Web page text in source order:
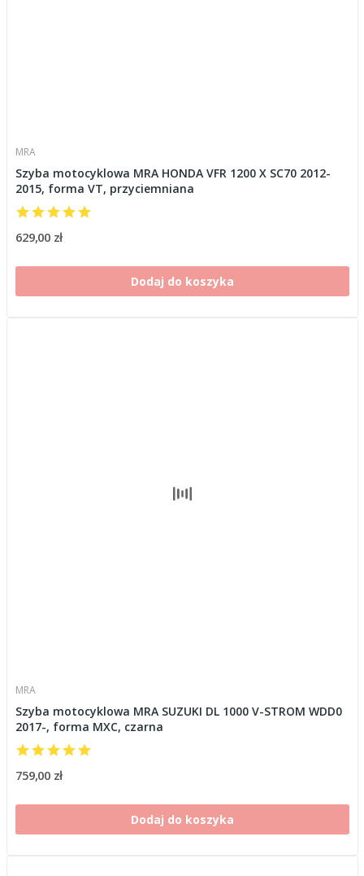
MRA
Szyba motocyklowa MRA HONDA VFR 1200 X SC70 2012-
2015, forma VT, przyciemniana
629,00 zł
Dodaj do koszyka
MRA
Szyba motocyklowa MRA SUZUKI DL 1000 V-STROM WDD0
2017-, forma MXC, czarna
759,00 zł
Dodaj do koszyka